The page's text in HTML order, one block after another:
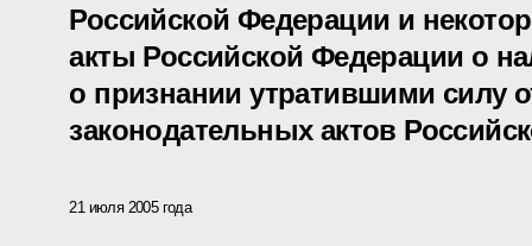
Российской Федерации и
акты Российской Федерации о
о признании утратившими силу
законодательных актов
21 июля 2005 года